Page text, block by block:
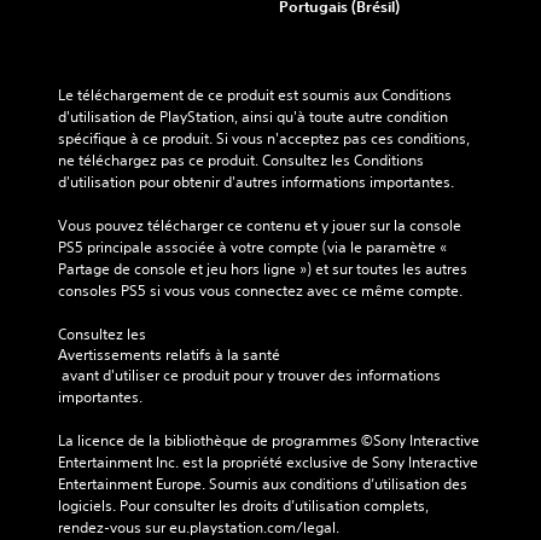
Portugais (Brésil)
Le téléchargement de ce produit est soumis aux Conditions
d'utilisation de PlayStation, ainsi qu'à toute autre condition
spécifique à ce produit. Si vous n'acceptez pas ces conditions,
ne téléchargez pas ce produit. Consultez les Conditions
d'utilisation pour obtenir d'autres informations importantes.
Vous pouvez télécharger ce contenu et y jouer sur la console
PS5 principale associée à votre compte (via le paramètre «
Partage de console et jeu hors ligne ») et sur toutes les autres
consoles PS5 si vous vous connectez avec ce même compte.
Consultez les
Avertissements relatifs à la santé
importantes.
La licence de la bibliothèque de programmes ©Sony Interactive
Entertainment Inc. est la propriété exclusive de Sony Interactive
Entertainment Europe. Soumis aux conditions d’utilisation des
logiciels. Pour consulter les droits d’utilisation complets,
rendez-vous sur eu.playstation.com/legal.